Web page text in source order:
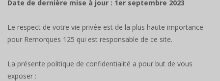
Date de dernière mise à jour : 1er septembre 2023
Le respect de votre vie privée est de la plus haute importance
pour Remorques 125 qui est responsable de ce site.
La présente politique de confidentialité a pour but de vous
exposer :